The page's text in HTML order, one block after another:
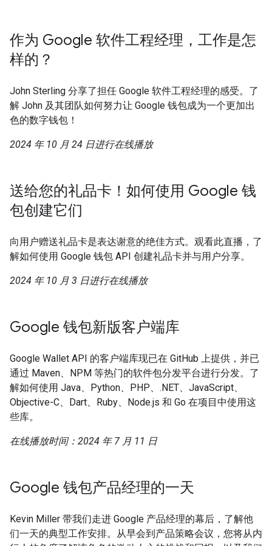
作为 Google 软件工程经理，工作是怎
样的？
John Sterling 分享了担任 Google 软件工程经理的感受。了
解 John 及其团队如何努力让 Google 钱包成为一个更加出
色的数字钱包！
2024 年 10 月 24 日进行在线播放
送给您的礼品卡！如何使用 Google 钱
包创建它们
向用户赠送礼品卡是表达谢意的绝佳方式。观看此直播，了
解如何使用 Google 钱包 API 创建礼品卡并与用户分享。
2024 年 10 月 3 日进行在线播放
Google 钱包新版客户端库
Google Wallet API 的客户端库现已在 GitHub 上提供，并已
通过 Maven、NPM 等热门的软件包分发平台进行分发。了
解如何使用 Java、Python、PHP、.NET、JavaScript、
Objective-C、Dart、Ruby、Node.js 和 Go 在项目中使用这
些库。
在线播放时间：2024 年 7 月 11 日
Google 钱包产品经理的一天
Kevin Miller 带我们走进 Google 产品经理的幕后，了解他
们一天的典型工作安排。从早会到产品策略会议，您将从内